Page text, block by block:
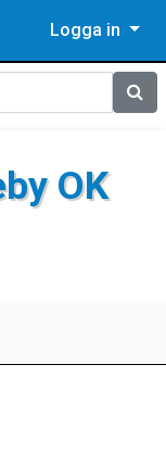
Logga in
Sök
OK